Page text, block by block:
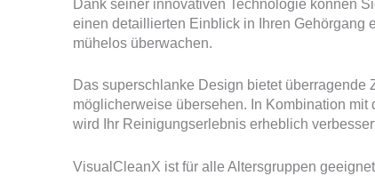
Dank seiner innovativen Technologie können
einen detaillierten Einblick in Ihren
mühelos überwachen.
Das superschlanke Design bietet
möglicherweise übersehen. In Kombination
wird Ihr Reinigungserlebnis erheblich
VisualCleanX ist für alle Altersgruppen